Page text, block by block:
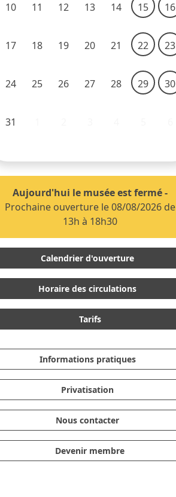
10 11 12 13 14 15 16
17 18 19 20 21 22 23
24 25 26 27 28 29 30
31
Aujourd'hui le musée est fermé-
Prochaine ouverture le 08/08/2026 de
13h à 18h30
Calendrier d'ouverture
Horaire des circulations
Tarifs
Informations pratiques
Privatisation
Nous contacter
Devenir membre